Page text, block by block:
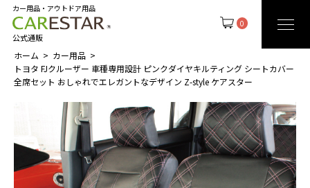
0
カー用品・アウトドア用品
公式通販
ホーム
カー用品
トヨタ FJクルーザー 車種専用設計 ピンクダイヤキルティング シートカバー
全席セット おしゃれでエレガントなデザイン Z-style ケアスター